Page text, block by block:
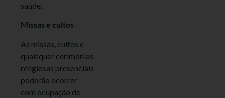
saúde.
Missas e cultos
As missas, cultos e
quaisquer cerimônias
religiosas presenciais
poderão ocorrer
com ocupação de